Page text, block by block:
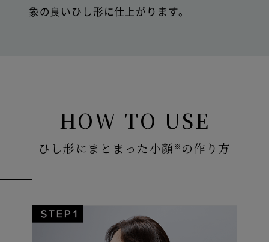
象の良いひし形に仕上がります。
HOW TO USE
ひし形にまとまった小顔※ の作り方